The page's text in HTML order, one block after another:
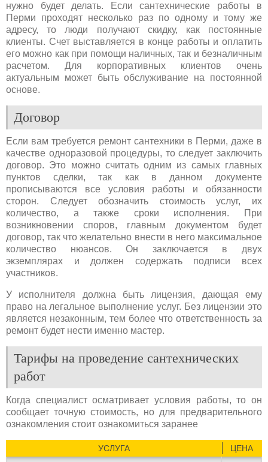
нужно будет делать. Если сантехнические работы в
Перми проходят несколько раз по одному и тому же
адресу, то люди получают скидку, как постоянные
клиенты. Счет выставляется в конце работы и оплатить
его можно как при помощи наличных, так и безналичным
расчетом. Для корпоративных клиентов очень
актуальным может быть обслуживание на постоянной
основе.
Договор
Если вам требуется ремонт сантехники в Перми, даже в
качестве одноразовой процедуры, то следует заключить
договор. Это можно считать одним из самых главных
пунктов сделки, так как в данном документе
прописываются все условия работы и обязанности
сторон. Следует обозначить стоимость услуг, их
количество, а также сроки исполнения. При
возникновении споров, главным документом будет
договор, так что желательно внести в него максимальное
количество нюансов. Он заключается в двух
экземплярах и должен содержать подписи всех
участников.
У исполнителя должна быть лицензия, дающая ему
право на легальное выполнение услуг. Без лицензии это
является незаконным, тем более что ответственность за
ремонт будет нести именно мастер.
Тарифы на проведение сантехнических
работ
Когда специалист осматривает условия работы, то он
сообщает точную стоимость, но для предварительного
ознакомления стоит ознакомиться заранее
УСЛУГА ЦЕНА